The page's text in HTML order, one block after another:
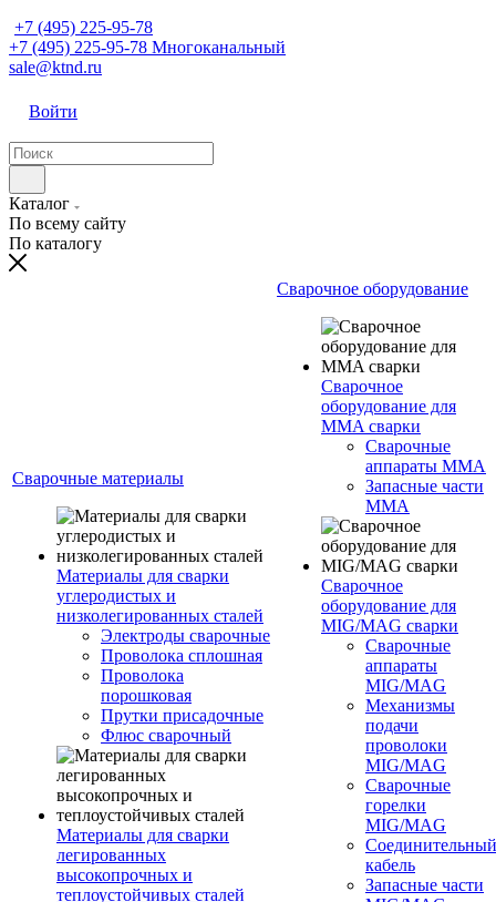
+7 (495) 225-95-78
+7 (495) 225-95-78 Многоканальный
sale@ktnd.ru
Войти
Каталог
По всему сайту
По каталогу
Сварочные материалы
Материалы для сварки
углеродистых и
низколегированных сталей
Электроды сварочные
Проволока сплошная
Проволока
порошковая
Прутки присадочные
Флюс сварочный
Материалы для сварки
легированных
высокопрочных и
теплоустойчивых сталей
Сварочное оборудование
Сварочное
оборудование для
MMA сварки
Сварочные
аппараты MMA
Запасные части
MMA
Сварочное
оборудование для
MIG/MAG сварки
Сварочные
аппараты
MIG/MAG
Механизмы
подачи
проволоки
MIG/MAG
Сварочные
горелки
MIG/MAG
Соединительный
кабель
Запасные части